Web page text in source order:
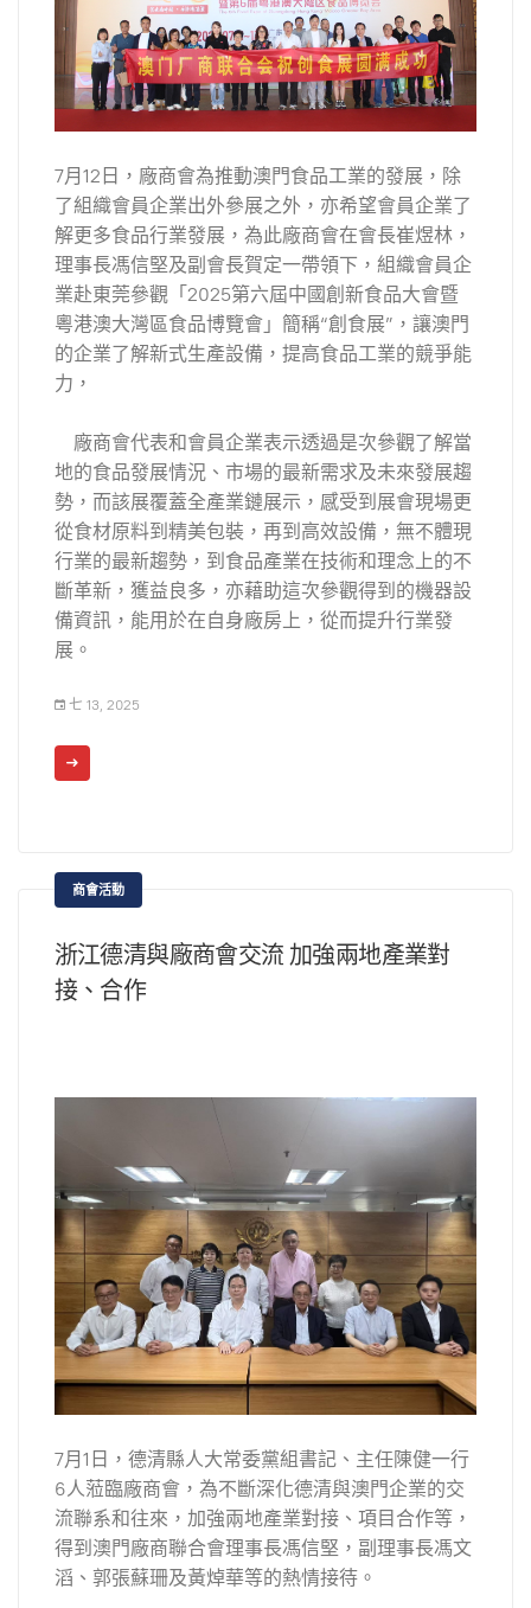
7月12日，廠商會為推動澳門食品工業的發展，除
了組織會員企業出外參展之外，亦希望會員企業了
解更多食品行業發展，為此廠商會在會長崔煜林，
理事長馮信堅及副會長賀定一帶領下，組織會員企
業赴東莞參觀「2025第六屆中國創新食品大會暨
粵港澳大灣區食品博覽會」簡稱“創食展”，讓澳門
的企業了解新式生產設備，提高食品工業的競爭能
力，
廠商會代表和會員企業表示透過是次參觀了解當
地的食品發展情況、市場的最新需求及未來發展趨
勢，而該展覆蓋全產業鏈展示，感受到展會現場更
從食材原料到精美包裝，再到高效設備，無不體現
行業的最新趨勢，到食品產業在技術和理念上的不
斷革新，獲益良多，亦藉助這次參觀得到的機器設
備資訊，能用於在自身廠房上，從而提升行業發
展。
七 13, 2025
商會活動
浙江德清與廠商會交流 加強兩地產業對
接、合作
7月1日，德清縣人大常委黨組書記、主任陳健一行
6人蒞臨廠商會，為不斷深化德清與澳門企業的交
流聯系和往來，加強兩地產業對接、項目合作等，
得到澳門廠商聯合會理事長馮信堅，副理事長馮文
滔、郭張蘇珊及黃焯華等的熱情接待。